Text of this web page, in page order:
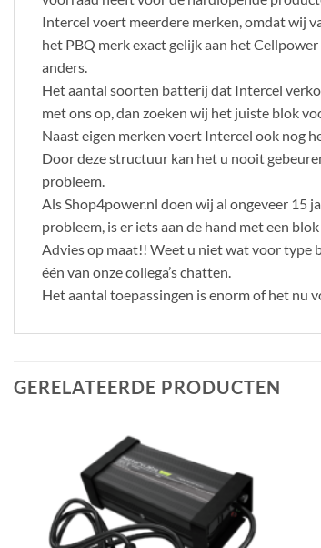
Intercel voert meerdere merken, omdat wij
het PBQ merk exact gelijk aan het
anders.
Het aantal soorten batterij dat Intercel
met ons op, dan zoeken wij het juiste blok
Naast eigen merken voert Intercel ook nog
Door deze structuur kan het u nooit
probleem.
Als Shop4power.nl doen wij al ongeveer 15
probleem, is er iets aan de hand met een
Advies op maat!! Weet u niet wat voor type
één van onze collega’s chatten.
Het aantal toepassingen is enorm of het nu
GERELATEERDE PRODUCTEN